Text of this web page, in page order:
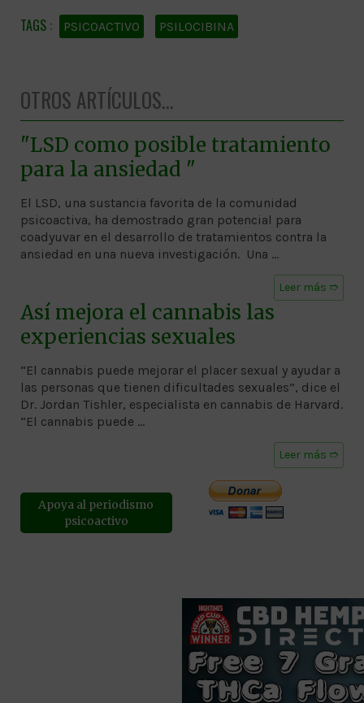
PSICOACTIVO PSILOCIBINA
OTROS ARTÍCULOS...
"LSD como posible tratamiento
para la ansiedad "
El LSD, una sustancia favorita de la comunidad
psicoactiva, ha demostrado gran potencial para
coadyuvar en el desarrollo de tratamientos contra la
ansiedad en una nueva investigación. Una …
Leer más ➱
Así mejora el cannabis las
experiencias sexuales
“El cannabis puede mejorar el placer sexual y ayudar a
las personas que tienen dificultades sexuales”, dice el
Dr. Jordan Tishler, especialista en cannabis de Harvard.
“El cannabis puede …
Leer más ➱
Apoya al periodismo
psicoactivo